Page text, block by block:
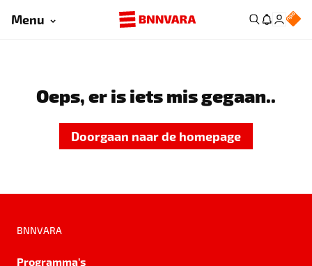
Menu
Oeps, er is iets mis gegaan..
Doorgaan naar de homepage
BNNVARA
Programma's